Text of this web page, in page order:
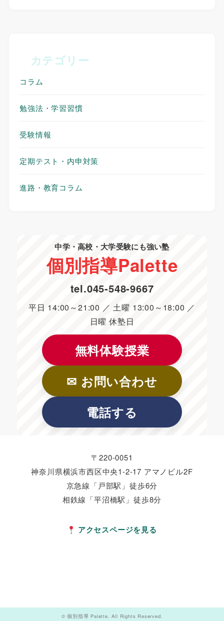
カテゴリー
コラム
勉強法・学習習慣
受験情報
定期テスト・内申対策
進路・教育コラム
中学・高校・大学受験にも強い塾
個別指導Palette
tel.045-548-9667
平日 14:00～21:00 ／ 土曜 13:00～18:00 ／
日曜 休塾日
無料体験授業
✉ お問い合わせ
電話する
〒220-0051
神奈川県横浜市西区中央1-2-17 アマノビル2F
京急線「戸部駅」徒歩6分
相鉄線「平沼橋駅」徒歩8分
アクセスページを見る
© 個別指導 Palette. All Rights Reserved.